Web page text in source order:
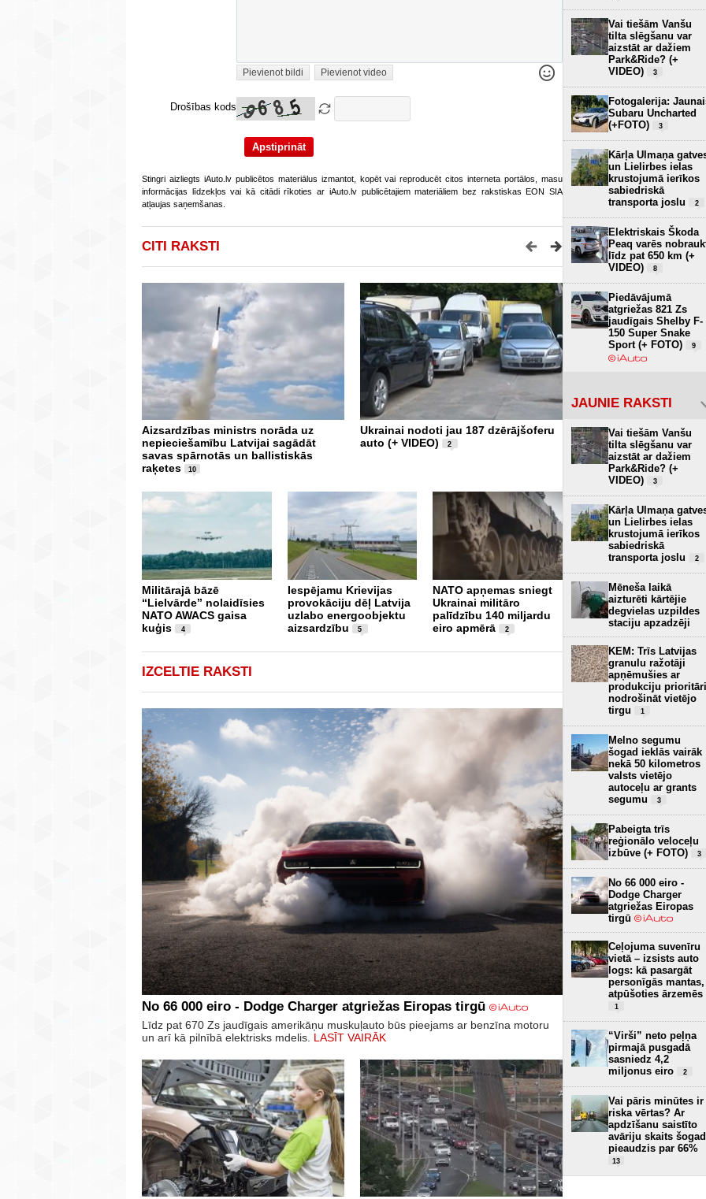
Pievienot bildi Pievienot video
Drošības kods
Stingri aizliegts iAuto.lv publicētos materiālus izmantot, kopēt vai reproducēt citos interneta portālos, masu
informācijas līdzekļos vai kā citādi rīkoties ar iAuto.lv publicētajiem materiāliem bez rakstiskas EON SIA
atļaujas saņemšanas.
CITI RAKSTI
Aizsardzības ministrs norāda uz
nepieciešamību Latvijai sagādāt
savas spārnotās un ballistiskās
raķetes
10
Ukrainai nodoti jau 187 dzērājšoferu
auto (+ VIDEO)
2
Militārajā bāzē
“Lielvārde” nolaidīsies
NATO AWACS gaisa
kuģis
4
Iespējamu Krievijas
provokāciju dēļ Latvija
uzlabo energoobjektu
aizsardzību
5
NATO apņemas sniegt
Ukrainai militāro
palīdzību 140 miljardu
eiro apmērā
2
Pārāk ilgi un jau par vēlu
politikas ekspertu
VIDEO)
2
NATO sabiedrotie
alianses aizsardzībai
pret droniem tērēs 40
miljardus dolāru
2
IZCELTIE RAKSTI
No 66 000 eiro - Dodge Charger atgriežas Eiropas tirgū
Līdz pat 670 Zs jaudīgais amerikāņu muskuļauto būs pieejams ar benzīna motoru
un arī kā pilnībā elektrisks mdelis. LASĪT VAIRĀK
Vai tiešām Vanšu
tilta slēgšanu var
aizstāt ar dažiem
Park&Ride? (+
VIDEO)
3
Fotogalerija:
Subaru Uncharted
(+FOTO)
3
Kārļa Ulmaņa
un Lielirbes ielas
krustojumā ierīkos
sabiedriskā
transporta joslu
2
Elektriskais Škoda
Peaq varēs
līdz pat 650 km (+
VIDEO)
8
Piedāvājumā
atgriežas 821 Zs
jaudīgais Shelby F-
150 Super Snake
Sport (+ FOTO)
9
JAUNIE RAKSTI
Vai tiešām Vanšu
tilta slēgšanu var
aizstāt ar dažiem
Park&Ride? (+
VIDEO)
3
Kārļa Ulmaņa
un Lielirbes ielas
krustojumā ierīkos
sabiedriskā
transporta joslu
2
Mēneša laikā
aizturēti kārtējie
degvielas uzpildes
staciju apzadzēji
KEM: Trīs Latvijas
granulu ražotāji
apņēmušies ar
produkciju prioritāri
nodrošināt vietējo
tirgu
1
Melno segumu
šogad ieklās vairāk
nekā 50 kilometros
valsts vietējo
autoceļu ar grants
segumu
3
Pabeigta trīs
reģionālo veloceļu
izbūve (+ FOTO)
3
No 66 000 eiro -
Dodge Charger
atgriežas Eiropas
tirgū
Ceļojuma suvenīru
vietā – izsists auto
logs: kā pasargāt
personīgās mantas,
atpūšoties ārzemēs
1
“Virši” neto peļņa
pirmajā pusgadā
sasniedz 4,2
miljonus eiro
2
Vai pāris minūtes ir
riska vērtas? Ar
apdzīšanu saistīto
avāriju skaits šogad
pieaudzis par 66%
13